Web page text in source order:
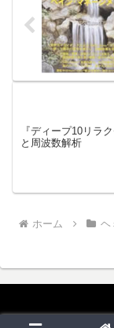
『ディープ10リラ
と周波数解析
ホーム ヘ